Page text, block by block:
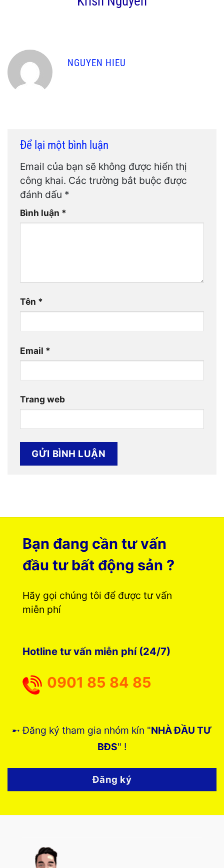
NGUYEN HIEU
Để lại một bình luận
Email của bạn sẽ không được hiển thị
công khai. Các trường bắt buộc được
đánh dấu *
Bình luận *
Tên *
Email *
Trang web
Bạn đang cần tư vấn
đầu tư bất động sản ?
Hãy gọi chúng tôi để được tư vấn
miễn phí
Hotline tư vấn miễn phí (24/7)
0901 85 84 85
➸ Đăng ký tham gia nhóm kín "NHÀ ĐẦU TƯ
BĐS" !
Đăng ký